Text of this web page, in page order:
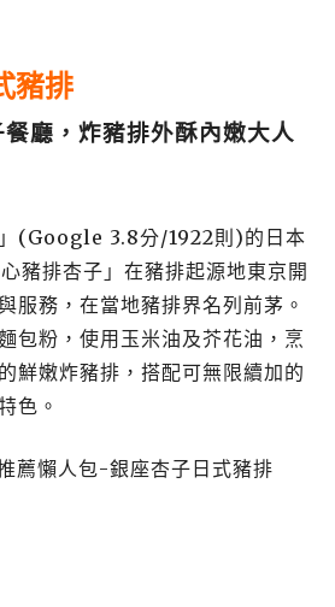
豬排
廳，炸豬排外酥內嫩大人
」(Google 3.8分/1922則)的日本
豬排杏子」在豬排起源地東京開
服務，在當地豬排界名列前茅。
包粉，使用玉米油及芥花油，烹
鮮嫩炸豬排，搭配可無限續加的
色。